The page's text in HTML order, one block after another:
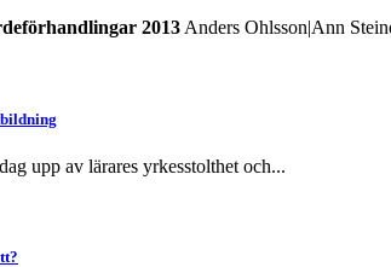
2013Anders Ohlsson|Ann
upp av lärares yrkesstolthet och...